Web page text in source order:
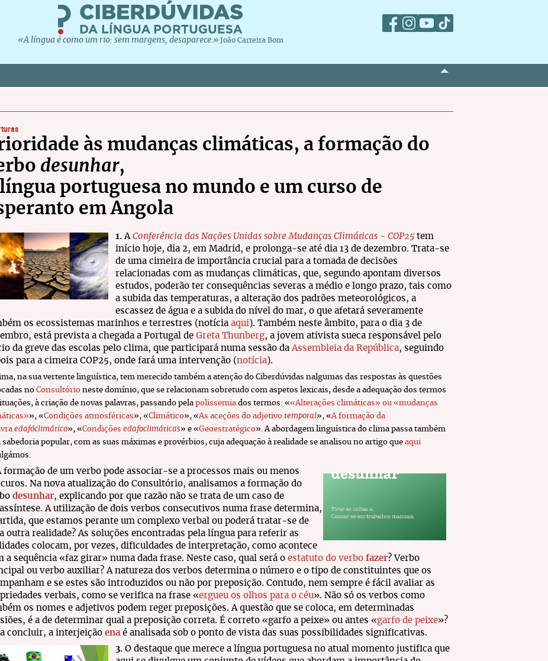
«A língua é como um rio: sem margens, desaparece.» João Carreira Bom
às mudanças climáticas, a formação do
desunhar,
portuguesa no mundo e um curso de
em Angola
1.A Conferência das Nações Unidas sobre Mudanças Climáticas - COP25 tem
início hoje, dia 2, em Madrid, e prolonga-se até dia 13 de dezembro. Trata-se
de uma cimeira de importância crucial para a tomada de decisões
relacionadas com as mudanças climáticas, que, segundo apontam diversos
estudos, poderão ter consequências severas a médio e longo prazo, tais como
a subida das temperaturas, a alteração dos padrões meteorológicos, a
escassez de água e a subida do nível do mar, o que afetará severamente
os ecossistemas marinhos e terrestres (notícia aqui). Também neste âmbito, para o dia 3 de
está prevista a chegada a Portugal de Greta Thunberg, a jovem ativista sueca responsável pelo
da greve das escolas pelo clima, que participará numa sessão daAssembleia da República, seguindo
para a cimeira COP25, onde fará uma intervenção (notícia).
na sua vertente linguística, tem merecido também a atenção do Ciberdúvidas nalgumas das respostas às questões
no Consultório neste domínio, que se relacionam sobretudo com aspetos lexicais, desde a adequação dos termos
à criação de novas palavras, passando pela polissemia dos termos: ««Alterações climáticas» ou «mudanças
», «Condições atmosféricas», «Climático», «As aceções do adjetivo temporal», «A formação da
edafóclimático», «Condições edafoclimáticas» e «Geoestratégico». A abordagem linguística do clima passa também
sabedoria popular, com as suas máximas e provérbios, cuja adequação à realidade se analisou no artigo que aqui
formação de um verbo pode associar-se a processos mais ou menos
Na nova atualização do Consultório, analisamos a formação do
desunhar, explicando por que razão não se trata de um caso de
A utilização de dois verbos consecutivos numa frase determina,
que estamos perante um complexo verbal ou poderá tratar-se de
outra realidade? As soluções encontradas pela língua para referir as
colocam, por vezes, dificuldades de interpretação, como acontece
a sequência «faz girar» numa dada frase. Neste caso, qual será o estatuto do verbo fazer? Verbo
ou verbo auxiliar? A natureza dos verbos determina o número e o tipo de constituintes que os
e se estes são introduzidos ou não por preposição. Contudo, nem sempre é fácil avaliar as
verbais, como se verifica na frase «ergueu os olhos para o céu». Não só os verbos como
os nomes e adjetivos podem reger preposições. A questão que se coloca, em determinadas
é a de determinar qual a preposição correta. É correto «garfo a peixe» ou antes «garfo de peixe»?
concluir, a interjeição enaé analisada sob o ponto de vista das suas possibilidades significativas.
3. O destaque que merece a língua portuguesa no atual momento justifica que